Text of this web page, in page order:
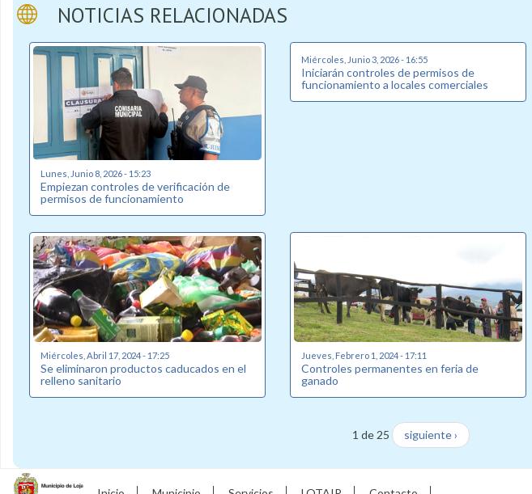
NOTICIAS RELACIONADAS
Lunes, Junio 8, 2026 - 15:23
Empiezan controles de verificación de
permisos de funcionamiento
Miércoles, Junio 3, 2026 - 16:55
Iniciarán controles de permisos de
funcionamiento a locales comerciales
Miércoles, Abril 17, 2024 - 17:25
Se eliminaron productos caducados en el
relleno sanitario
Jueves, Febrero 1, 2024 - 17:11
Controles permanentes en feria de
ganado
1 de 25 siguiente ›